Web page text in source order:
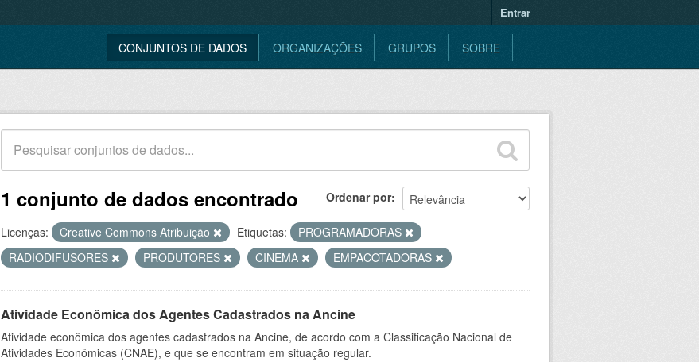
Entrar
CONJUNTOS DE DADOS ORGANIZAÇÕES GRUPOS SOBRE
Ordenar por
1 conjunto de dados encontrado
Licenças: Creative Commons Atribuição Etiquetas:
PROGRAMADORAS
RADIODIFUSORES
PRODUTORES CINEMA EMPACOTADORAS
Atividade Econômica dos Agentes Cadastrados na Ancine
Atividade econômica dos agentes cadastrados na Ancine, de acordo com a Classificação Nacional de
Atividades Econômicas (CNAE), e que se encontram em situação regular.